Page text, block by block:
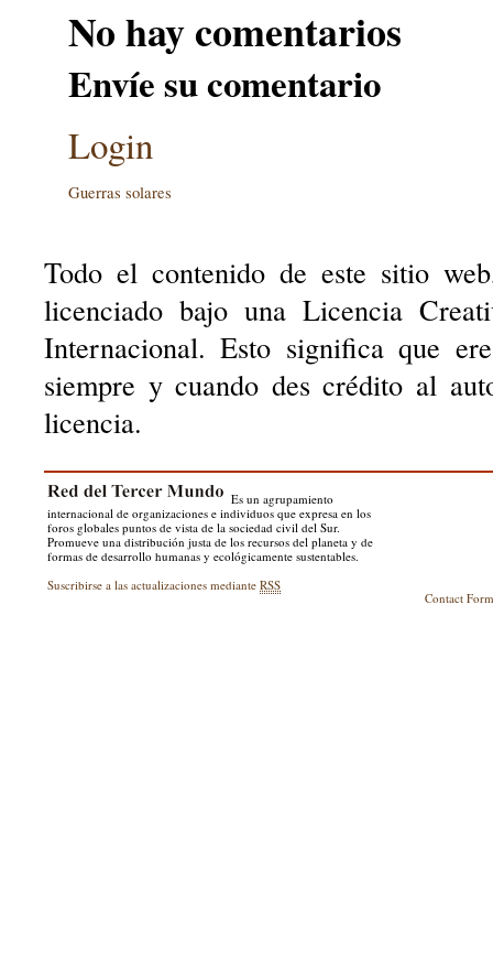
No hay comentarios
Envíe su comentario
Login
Guerras solares
Todo el contenido de este sitio
licenciado bajo una Licencia
Internacional. Esto significa que
siempre y cuando des crédito al
licencia.
Es un agrupamiento
internacional de organizaciones e individuos que expresa en los
foros globales puntos de vista de la sociedad civil del Sur.
Promueve una distribución justa de los recursos del planeta y de
formas de desarrollo humanas y ecológicamente sustentables.
Suscribirse a las actualizaciones medianteRSS
Contact Form